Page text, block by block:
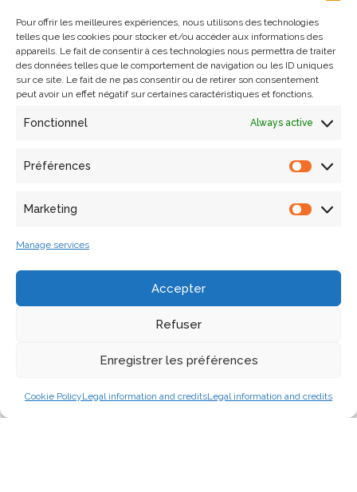
Pour offrir les meilleures expériences, nous utilisons des technologies
telles que les cookies pour stocker et/ou accéder aux informations des
appareils. Le fait de consentir à ces technologies nous permettra de traiter
des données telles que le comportement de navigation ou les ID uniques
sur ce site. Le fait de ne pas consentir ou de retirer son consentement
peut avoir un effet négatif sur certaines caractéristiques et fonctions.
Fonctionnel Always active
Préférences
Marketing
Manage services
Accepter
Refuser
Enregistrer les préférences
Cookie PolicyLegal information and creditsLegal information and credits
2023
L. Willot, D. Vodislav, V. Gouet-Brunet, L. De Luca, and A. Manuel,
"Clustering for the Analysis and Enrichment of Corpus of Images for
the Spatio-temporal Monitoring of Restoration Sites," in
5th Workshop
2022
Structuring of Photographic Collections for Spatio-Temporal
Monitoring of Restoration Sites: Problem Statement and Challenges," in
Italy, Mar. 2022, pp. 521 - 528.
<10.5194/isprs-archives-xlvi-2-w1-